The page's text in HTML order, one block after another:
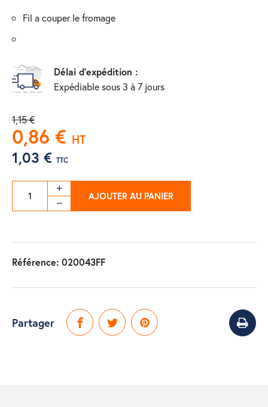
fil a couper le fromage
Délai d'expédition :
Expédiable sous 3 à 7 jours
1,15 €
0,86 € HT
1,03 € TTC
AJOUTER AU PANIER
Référence: 020043FF
Partager